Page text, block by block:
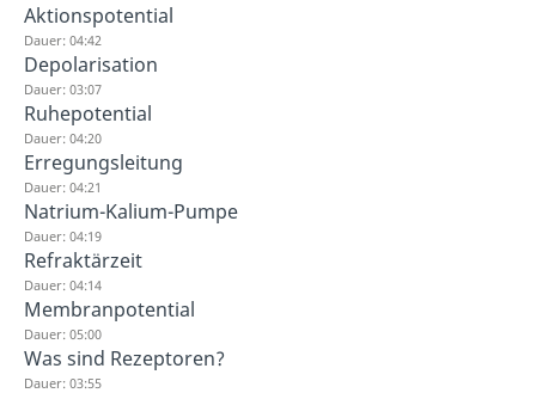
Aktionspotential
Dauer: 04:42
Depolarisation
Dauer: 03:07
Ruhepotential
Dauer: 04:20
Erregungsleitung
Dauer: 04:21
Natrium-Kalium-Pumpe
Dauer: 04:19
Refraktärzeit
Dauer: 04:14
Membranpotential
Dauer: 05:00
Was sind Rezeptoren?
Dauer: 03:55